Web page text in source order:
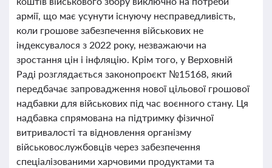
армії, що має усунути існуючу несправедливість,
коли грошове забезпечення військових не
індексувалося з 2022 року, незважаючи на
зростання цін і інфляцію. Крім того, у Верховній
Раді розглядається законопроєкт №15168, який
передбачає запровадження нової цільової грошової
надбавки для військових під час воєнного стану. Ця
надбавка спрямована на підтримку фізичної
витривалості та відновлення організму
військовослужбовців через забезпечення
спеціалізованими харчовими продуктами та